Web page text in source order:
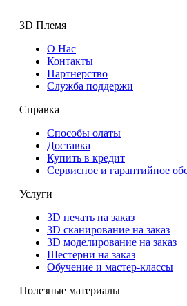
3D Племя
О Нас
Контакты
Партнерcтво
Служба поддержи
Справка
Способы олаты
Доставка
Купить в кредит
Сервисное и гарантийное
Услуги
3D печать на заказ
3D сканирование на заказ
3D моделирование на заказ
Шестерни на заказ
Обучение и мастер-классы
Полезные материалы